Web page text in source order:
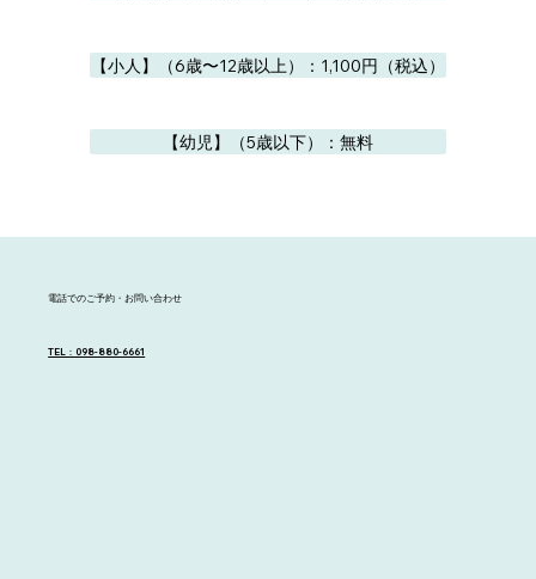
【幼児】（5歳以下）：無料
【小人】（6歳〜12歳以上）：1,100円（税込）
TEL：098-880-6661
電話でのご予約・お問い合わせ